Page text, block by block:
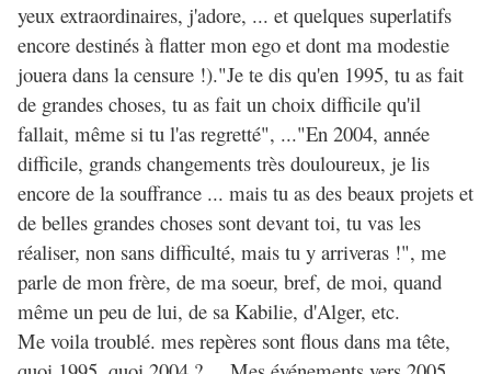
yeux extraordinaires, j'adore, ... et quelques superlatifs
encore destinés à flatter mon ego et dont ma modestie
jouera dans la censure !)."Je te dis qu'en 1995, tu as fait
de grandes choses, tu as fait un choix difficile qu'il
fallait, même si tu l'as regretté", ..."En 2004, année
difficile, grands changements très douloureux, je lis
encore de la souffrance ... mais tu as des beaux projets et
de belles grandes choses sont devant toi, tu vas les
réaliser, non sans difficulté, mais tu y arriveras !", me
parle de mon frère, de ma soeur, bref, de moi, quand
même un peu de lui, de sa Kabilie, d'Alger, etc.
Me voila troublé. mes repères sont flous dans ma tête,